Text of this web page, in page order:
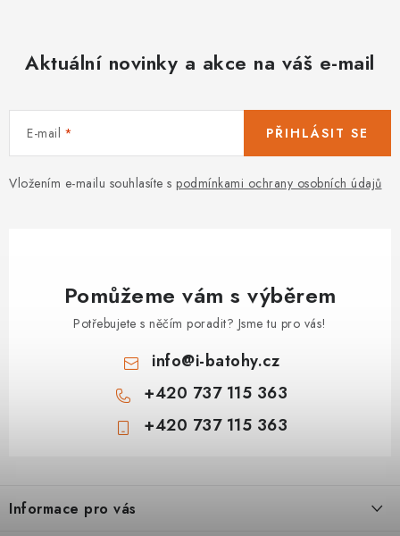
Aktuální novinky a akce na váš e-mail
E-mail
Vložením e-mailu souhlasíte s podmínkami ochrany osobních údajů
PŘIHLÁSIT SE
Pomůžeme vám s výběrem
Potřebujete s něčím poradit? Jsme tu pro vás!
info@i-batohy.cz
+420 737 115 363
+420 737 115 363
pInformace pro vás